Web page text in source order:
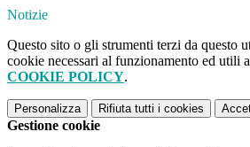
Notizie
Questo sito o gli strumenti terzi da questo
cookie necessari al funzionamento ed utili
COOKIE POLICY.
Personalizza Rifiuta tutti i cookies
Gestione cookie